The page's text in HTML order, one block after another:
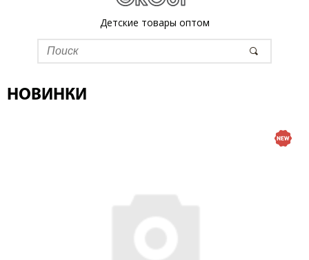
Детские товары оптом
НОВИНКИ